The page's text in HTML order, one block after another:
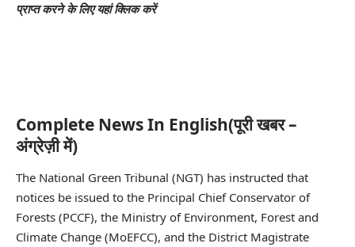
प्राप्त करने के लिए यहां क्लिक करें
Complete News In English(पूरी खबर –
अंग्रेज़ी में)
The National Green Tribunal (NGT) has instructed that
notices be issued to the Principal Chief Conservator of
Forests (PCCF), the Ministry of Environment, Forest and
Climate Change (MoEFCC), and the District Magistrate